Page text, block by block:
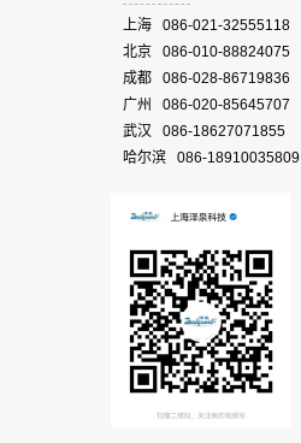
上海 086-021-32555118
北京 086-010-88824075
成都 086-028-86719836
广州 086-020-85645707
武汉 086-18627071855
哈尔滨 086-18910035809